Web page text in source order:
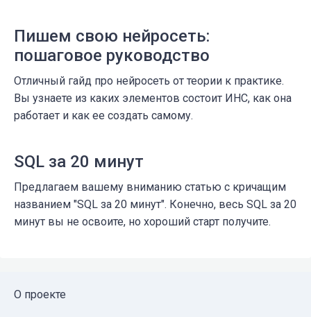
Пишем свою нейросеть:
пошаговое руководство
Отличный гайд про нейросеть от теории к практике.
Вы узнаете из каких элементов состоит ИНС, как она
работает и как ее создать самому.
SQL за 20 минут
Предлагаем вашему вниманию статью с кричащим
названием "SQL за 20 минут". Конечно, весь SQL за 20
минут вы не освоите, но хороший старт получите.
О проекте